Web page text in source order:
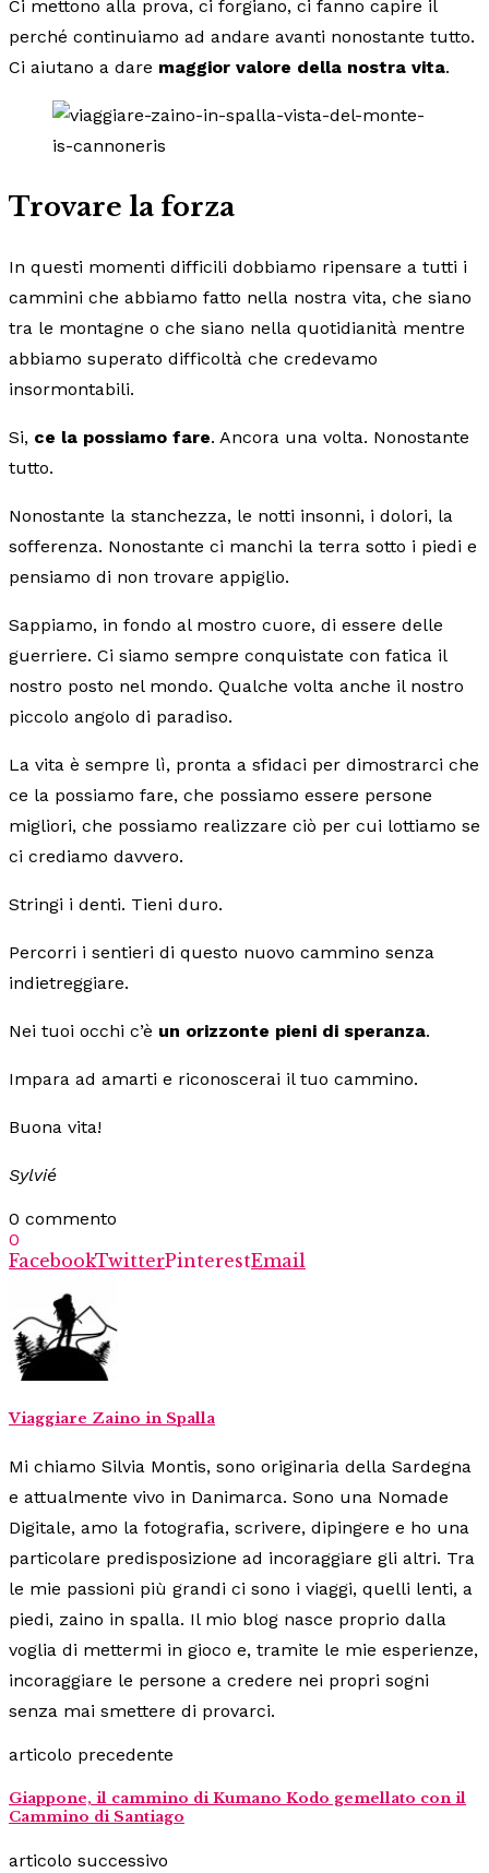
Ci mettono alla prova, ci forgiano, ci fanno capire il
perché continuiamo ad andare avanti nonostante tutto.
Ci aiutano a dare maggior valore della nostra vita.
Trovare la forza
In questi momenti difficili dobbiamo ripensare a tutti i
cammini che abbiamo fatto nella nostra vita, che siano
tra le montagne o che siano nella quotidianità mentre
abbiamo superato difficoltà che credevamo
insormontabili.
Si, ce la possiamo fare. Ancora una volta. Nonostante
tutto.
Nonostante la stanchezza, le notti insonni, i dolori, la
sofferenza. Nonostante ci manchi la terra sotto i piedi e
pensiamo di non trovare appiglio.
Sappiamo, in fondo al mostro cuore, di essere delle
guerriere. Ci siamo sempre conquistate con fatica il
nostro posto nel mondo. Qualche volta anche il nostro
piccolo angolo di paradiso.
La vita è sempre lì, pronta a sfidaci per dimostrarci che
ce la possiamo fare, che possiamo essere persone
migliori, che possiamo realizzare ciò per cui lottiamo se
ci crediamo davvero.
Stringi i denti. Tieni duro.
Percorri i sentieri di questo nuovo cammino senza
indietreggiare.
Nei tuoi occhi c’è un orizzonte pieni di speranza.
Impara ad amarti e riconoscerai il tuo cammino.
Buona vita!
Sylvié
0 commento
0
FacebookTwitterPinterestEmail
Viaggiare Zaino in Spalla
Mi chiamo Silvia Montis, sono originaria della Sardegna
e attualmente vivo in Danimarca. Sono una Nomade
Digitale, amo la fotografia, scrivere, dipingere e ho una
particolare predisposizione ad incoraggiare gli altri. Tra
le mie passioni più grandi ci sono i viaggi, quelli lenti, a
piedi, zaino in spalla. Il mio blog nasce proprio dalla
voglia di mettermi in gioco e, tramite le mie esperienze,
incoraggiare le persone a credere nei propri sogni
senza mai smettere di provarci.
articolo precedente
Giappone, il cammino di Kumano Kodo gemellato con il
Cammino di Santiago
articolo successivo